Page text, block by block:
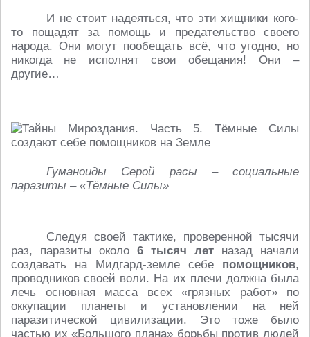
И не стоит надеяться, что эти хищники кого-
то пощадят за помощь и предательство своего
народа. Они могут пообещать всё, что угодно, но
никогда не исполнят свои обещания! Они –
другие…
Гуманоиды Серой расы – социальные
паразиты – «Тёмные Силы»
Следуя своей тактике, проверенной тысячи
раз, паразиты около 6 тысяч лет назад начали
создавать на Мидгард-земле себе помощников,
проводников своей воли. На их плечи должна была
лечь основная масса всех «грязных работ» по
оккупации планеты и установлении на ней
паразитической цивилизации. Это тоже было
частью их «Большого плана» борьбы против людей